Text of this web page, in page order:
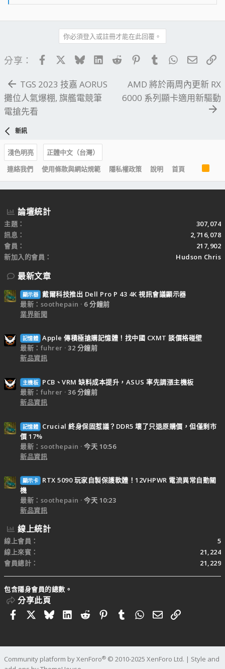
你必須登入或註冊才能在此回覆。
分享： FacebookBlueskyLinkedIn
Reddit PinterestTumblrWhatsApp
電子
TGS 2023 技嘉 AORUS
攤位人氣爆棚, 旗艦電競筆
電搶先看
AMD 將於兩周內更新 RX
6000 系列顯卡適用新驅動
新訊
淺色明亮
正體中文（台灣）
連絡我們
使用條款與網站規範 隱私權政策 說明 首頁
S
論壇統計
主題
307,074
訊息
2,716,078
會員
217,902
新加入的會員
Hudson Chris
最新文章
顯示器 戴爾科技推出 Dell Pro P 43 4K 視訊會議顯示器
最新：soothepain
6 分鐘前
業界新聞
記憶體 Apple 傳積極搶購記憶體！找中國 CXMT 談價格碰壁
最新：fuhrer
32 分鐘前
新品資訊
主機板
PCB、VRM 缺料成本提升，ASUS 率先調漲主機板
最新：fuhrer
36 分鐘前
新品資訊
記憶體
Crucial 終身保固惹議？DDR5 壞了只退原購價，但僅剩市
價 17%
最新：soothepain
今天 10:56
新品資訊
顯示卡
RTX 5090 玩家自製保護軟體！12VHPWR 電流異常自動關
機
最新：soothepain
今天 10:23
新品資訊
線上統計
線上會員
5
線上來賓
21,224
會員總計
21,229
包含隱身會員的總數。
分享此頁
FacebookBlueskyLinkedIn
RedditPinterestTumblrWhatsApp
電子郵件
連結
Community platform by XenForo® © 2010-2025 XenForo Ltd. | Style and